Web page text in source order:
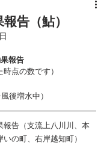
告（鮎）
報告
点の数です）
後増水中）
報告（支流上八川川、本
の町、右岸越知町）